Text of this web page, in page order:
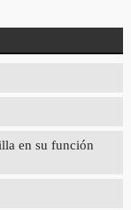
en su función